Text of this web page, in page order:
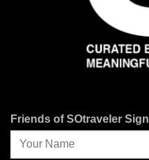
Friends of SOtraveler